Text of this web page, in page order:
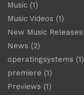
Music (1)
Music Videos (1)
New Music Releases
News (2)
operatingsystems (1)
premiere (1)
Previews (1)